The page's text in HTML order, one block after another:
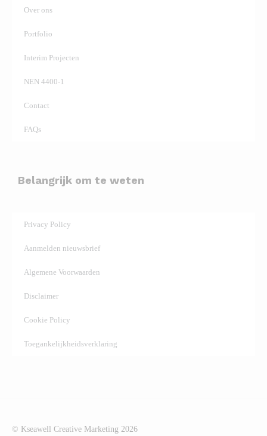
Over ons
Portfolio
Interim Projecten
NEN 4400-1
Contact
FAQs
Belangrijk om te weten
Privacy Policy
Aanmelden nieuwsbrief
Algemene Voorwaarden
Disclaimer
Cookie Policy
Toegankelijkheidsverklaring
© Kseawell Creative Marketing 2026